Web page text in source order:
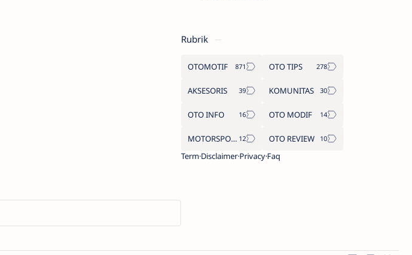
Rubrik
OTOMOTIF OTO TIPS
AKSESORIS KOMUNITAS
OTO INFO OTO MODIF
MOTORSPORT
OTO REVIEW
TermDisclaimerPrivacyFaq